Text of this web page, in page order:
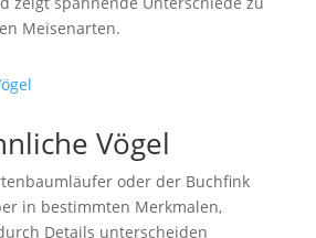
Meisenarten.
Vögel
oder der Buchfink
in bestimmten Merkmalen,
Details unterscheiden